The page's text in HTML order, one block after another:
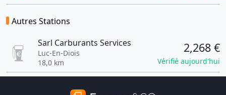
Autres Stations
Sarl Carburants Services
Luc-En-Diois
18,0 km
2,268 €
Vérifié aujourd'hui